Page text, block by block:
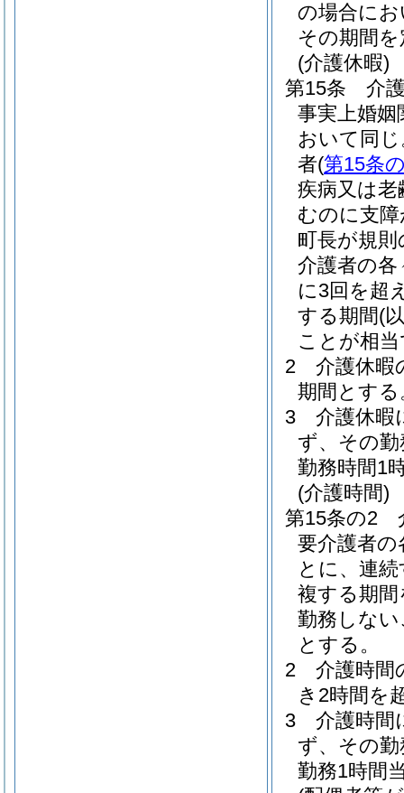
の場合に
その期間
(介護休暇)
第15条
介
事実上婚
おいて同じ
者(第15条
疾病又は
むのに支
町長が規
介護者の
に3回を超
する期間(
ことが相
2
介護休暇
期間とする
3
介護休暇
ず、その
勤務時間1
(介護時間)
第15条の2
要介護者
とに、連
複する期
勤務しな
とする。
2
介護時間
き2時間を
3
介護時間
ず、その
勤務1時間